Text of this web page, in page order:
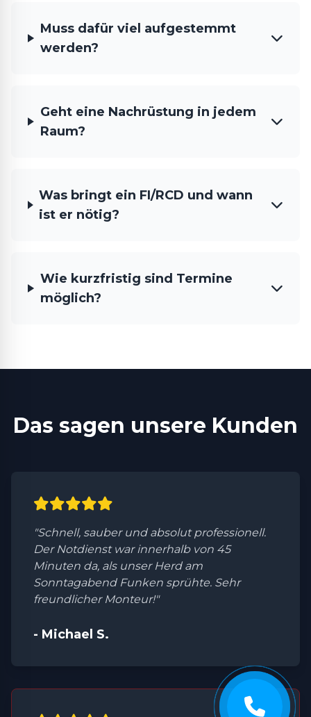
Muss dafür viel aufgestemmt
werden?
Geht eine Nachrüstung in jedem
Raum?
Was bringt ein FI/RCD und wann
ist er nötig?
Wie kurzfristig sind Termine
möglich?
Das sagen unsere Kunden
"Schnell, sauber und absolut professionell.
Der Notdienst war innerhalb von 45
Minuten da, als unser Herd am
Sonntagabend Funken sprühte. Sehr
freundlicher Monteur!"
- Michael S.